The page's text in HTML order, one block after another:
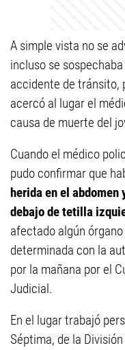
A simple vista no se
incluso se
accidente de tránsito,
acercó al lugar el
causa de muerte del
Cuando el médico
pudo confirmar que
herida en el abdomen
debajo de tetilla
afectado algún
determinada con la
por la mañana por el
Judicial.
En el lugar trabajó
Séptima, de la